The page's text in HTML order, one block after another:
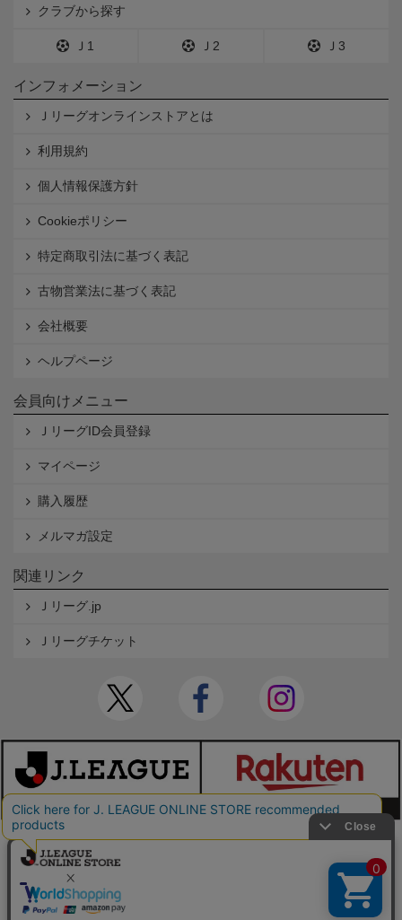
クラブから探す
Ｊ1 Ｊ2 Ｊ3
インフォメーション
Ｊリーグオンラインストアとは
利用規約
個人情報保護方針
Cookieポリシー
特定商取引法に基づく表記
古物営業法に基づく表記
会社概要
ヘルプページ
会員向けメニュー
ＪリーグID会員登録
マイページ
購入履歴
メルマガ設定
関連リンク
Ｊリーグ.jp
Ｊリーグチケット
本サイトで使用している文章・画像等の無断での複製・転載を禁止します。
© JAPAN PROFESSIONAL FOOTBALL LEAGUE Rakuten Group, Inc. ALL RIGHTS RE